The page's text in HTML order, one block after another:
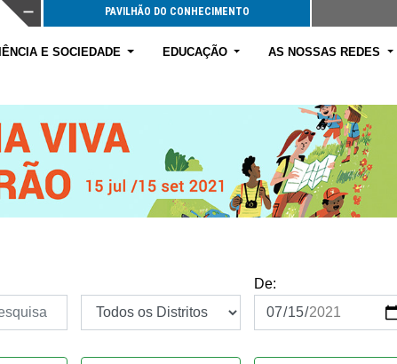
PAVILHÃO DO CONHECIMENTO
E SOCIEDADE EDUCAÇÃO AS NOSSAS REDES
De: